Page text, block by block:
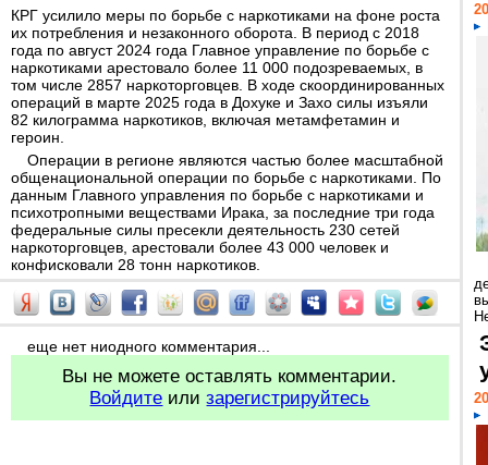
КРГ усилило меры по борьбе с наркотиками на фоне роста
их потребления и незаконного оборота. В период с 2018
года по август 2024 года Главное управление по борьбе с
наркотиками арестовало более 11 000 подозреваемых, в
том числе 2857 наркоторговцев. В ходе скоординированных
операций в марте 2025 года в Дохуке и Захо силы изъяли
82 килограмма наркотиков, включая метамфетамин и
героин.
Операции в регионе являются частью более масштабной
общенациональной операции по борьбе с наркотиками. По
данным Главного управления по борьбе с наркотиками и
психотропными веществами Ирака, за последние три года
федеральные силы пресекли деятельность 230 сетей
наркоторговцев, арестовали более 43 000 человек и
конфисковали 28 тонн наркотиков.
еще нет ниодного комментария...
Вы не можете оставлять комментарии.
Войдите илизарегистрируйтесь